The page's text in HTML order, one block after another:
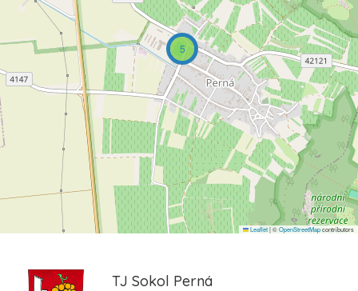
5
Leaflet|©OpenStreetMapcontributors
TJ Sokol Perná